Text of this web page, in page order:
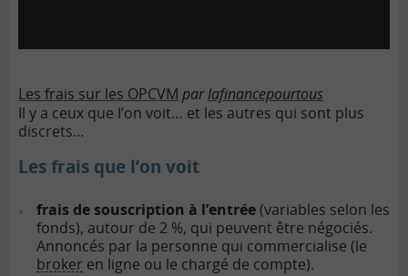
Les frais sur les OPCVM parlafinancepourtous
Il y a ceux que l’on voit… et les autres qui sont plus
discrets…
Les frais que l’on voit
frais de souscription à l’entrée(variables selon les
fonds), autour de 2 %, qui peuvent être négociés.
Annoncés par la personne qui commercialise (le
broker en ligne ou le chargé de compte).